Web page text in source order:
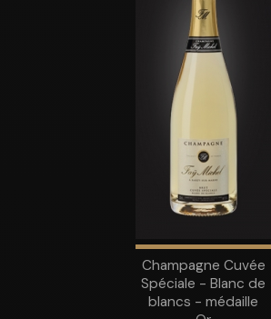
Champagne Cuvée
Spéciale - Blanc de
blancs - médaille